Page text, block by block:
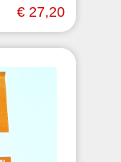
€ 27,20